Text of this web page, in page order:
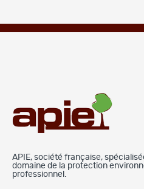
APIE, société française,
domaine de la protection
professionnel.